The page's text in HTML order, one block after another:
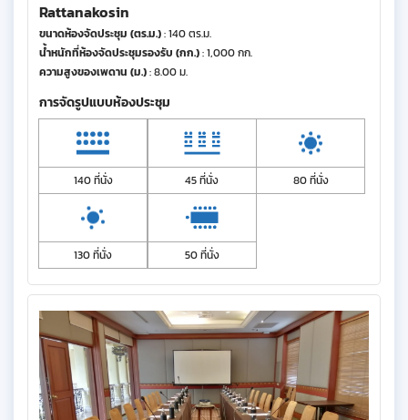
Rattanakosin
ขนาดห้องจัดประชุม (ตร.ม.): 140 ตร.ม.
น้ำหนักที่ห้องจัดประชุมรองรับ (กก.): 1,000 กก.
ความสูงของเพดาน (ม.): 8.00 ม.
การจัดรูปแบบห้องประชุม
140 ที่นั่ง 45 ที่นั่ง 80 ที่นั่ง
130 ที่นั่ง 50 ที่นั่ง